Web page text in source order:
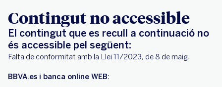
Contingut no accessible
El contingut que es recull a continuació no
és accessible pel següent:
Falta de conformitat amb la Llei 11/2023, de 8 de maig.
BBVA.es i banca online WEB: